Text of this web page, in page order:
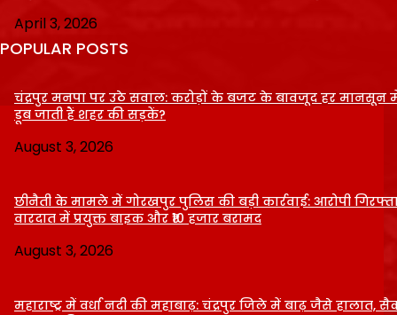
April 3, 2026
POPULAR POSTS
चंद्रपुर मनपा पर उठे सवाल: करोड़ों के बजट के बावजूद हर मानसून
डूब जाती हैं शहर की सड़कें?
August 3, 2026
छीनैती के मामले में गोरखपुर पुलिस की बड़ी कार्रवाई: आरोपी
वारदात में प्रयुक्त बाइक और ₹10 हजार बरामद
August 3, 2026
महाराष्ट्र में वर्धा नदी की महाबाढ़: चंद्रपुर जिले में बाढ़ जैसे हालात,